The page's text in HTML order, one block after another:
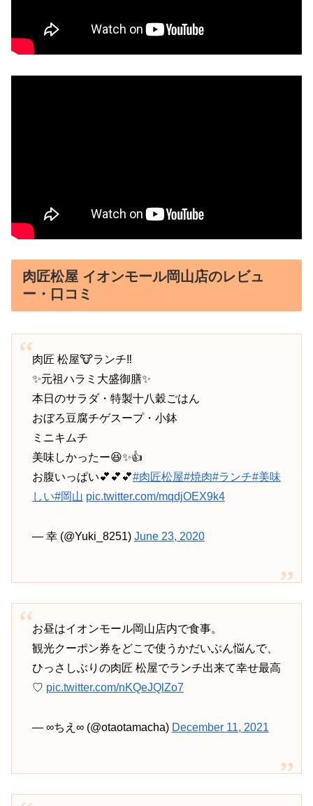
肉匠松屋 イオンモール岡山店のレビュ
ー・口コミ
肉匠 松屋🐮ランチ‼️
✨元祖ハラミ大盛御膳✨
本日のサラダ・特製十八穀ごはん
おぼろ豆腐チゲスープ・小鉢
ミニキムチ
美味しかったー😆✨👍
お腹いっぱい💕💕💕#肉匠松屋#焼肉#ランチ#美味
しい#岡山 pic.twitter.com/mqdjOEX9k4
— 幸 (@Yuki_8251) June 23, 2020
お昼はイオンモール岡山店内で食事。
観光クーポン券をどこで使うかだいぶん悩んで、
ひっさしぶりの肉匠 松屋でランチ出来て幸せ最高
♡ pic.twitter.com/nKQeJQlZo7
— ∞ちえ∞ (@otaotamacha) December 11, 2021